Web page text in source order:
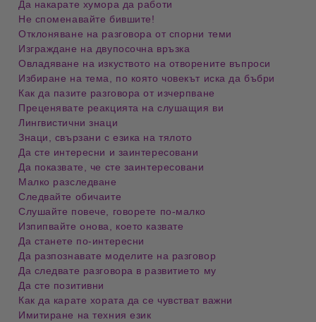
Да накарате хумора да работи
Не споменавайте бившите!
Отклоняване на разговора от спорни теми
Изграждане на двупосочна връзка
Овладяване на изкуството на отворените въпроси
Избиране на тема, по която човекът иска да бъбри
Как да пазите разговора от изчерпване
Преценявате реакцията на слушащия ви
Лингвистични знаци
Знаци, свързани с езика на тялото
Да сте интересни и заинтересовани
Да показвате, че сте заинтересовани
Малко разследване
Следвайте обичаите
Слушайте повече, говорете по-малко
Изпипвайте онова, което казвате
Да станете по-интересни
Да разпознавате моделите на разговор
Да следвате разговора в развитието му
Да сте позитивни
Как да карате хората да се чувстват важни
Имитиране на техния език